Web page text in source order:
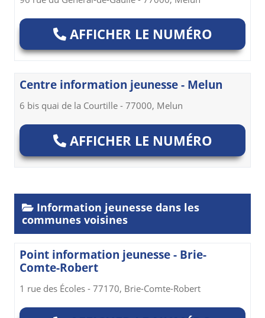
AFFICHER LE NUMÉRO
Centre information jeunesse - Melun
6 bis quai de la Courtille - 77000, Melun
AFFICHER LE NUMÉRO
Information jeunesse dans les
communes voisines
Point information jeunesse - Brie-
Comte-Robert
1 rue des Écoles - 77170, Brie-Comte-Robert